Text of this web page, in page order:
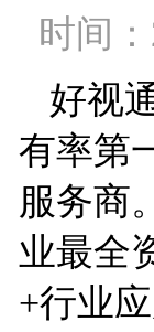
时间
好视
有率第
服务商
业最全
+行业